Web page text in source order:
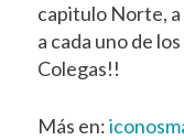
capitulo Norte,
a cada uno de
Colegas!!
Más en: